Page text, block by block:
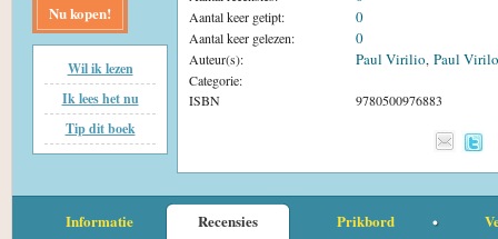
Nu kopen!
Wil ik lezen
Ik lees het nu
Tip dit boek
Aantal keer getipt: 0
Aantal keer gelezen: 0
Auteur(s): Paul Virilio, Paul Virilo
Categorie:
ISBN
9780500976883
Informatie Recensies Prikbord